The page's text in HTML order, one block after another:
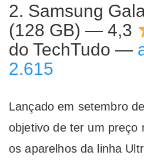
2. Samsung
(128 GB) — 4,3
do TechTudo —
2.615
Lançado em setembro
objetivo de ter um preço
os aparelhos da linha